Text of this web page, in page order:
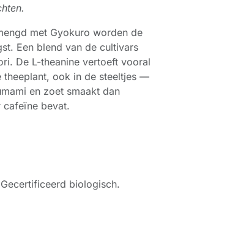
met Gyokuro worden de
Een blend van de cultivars
De L-theanine vertoeft vooral
theeplant, ook in de steeltjes —
en zoet smaakt dan
bevat.
biologisch.